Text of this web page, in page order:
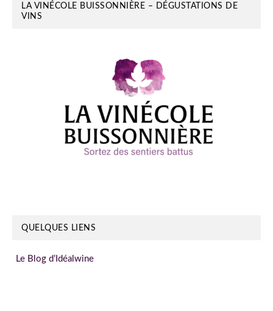
LA VINÉCOLE BUISSONNIÈRE – DÉGUSTATIONS DE
VINS
QUELQUES LIENS
Le Blog d’Idéalwine